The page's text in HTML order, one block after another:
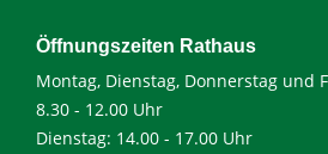
Öffnungszeiten Rathaus
Montag, Dienstag, Donnerstag und
8.30 - 12.00 Uhr
Dienstag: 14.00 - 17.00 Uhr